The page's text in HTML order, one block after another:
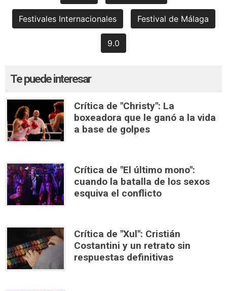
Festivales Internacionales Festival de Málaga
9.0
Te puede interesar
Crítica de "Christy": La
boxeadora que le ganó a la vida
a base de golpes
Crítica de "El último mono":
cuando la batalla de los sexos
esquiva el conflicto
Crítica de "Xul": Cristián
Costantini y un retrato sin
respuestas definitivas